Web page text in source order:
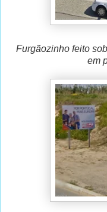
Furgãozinho feito
em